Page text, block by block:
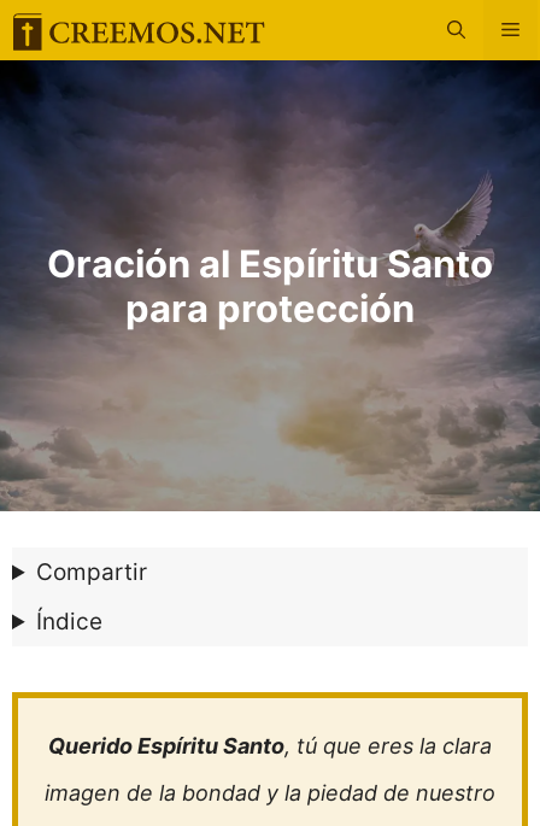
Saltar
contenido
Oración al Espíritu Santo
para protección
Compartir
Índice
Querido Espíritu Santo, tú que eres la clara
imagen de la bondad y la piedad de nuestro